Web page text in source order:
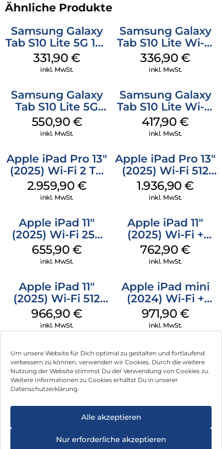
Um unsere Website für Dich optimal zu gestalten und fortlaufend
verbessern zu können, verwenden wir Cookies. Durch die weitere
Nutzung der Website stimmst Du der Verwendung von Cookies zu.
Weitere Informationen zu Cookies erhältst Du in unserer
Datenschutzerklärung.
Alle akzeptieren
Nur erforderliche akzeptieren
Ähnliche Produkte
Samsung Galaxy
Tab S10 Lite 5G 128
GB Gray
331,90€
inkl. MwSt.
Samsung Galaxy
Tab S10 Lite Wi-Fi
128 GB Silver
336,90€
inkl. MwSt.
Samsung Galaxy
Tab S10 Lite 5G
256 GB Gray
550,90 €
inkl. MwSt.
Samsung Galaxy
Tab S10 Lite Wi-Fi
256 GB Silver
417,90€
inkl. MwSt.
Apple iPad Pro 13″
(2025) Wi-Fi 2 TB
Nanotexturglas
Space Schwarz
2.959,90 €
inkl. MwSt.
Apple iPad Pro 13″
(2025) Wi-Fi 512
GB Standardglas
Space Schwarz
1.936,90€
inkl. MwSt.
Apple iPad 11″
(2025) Wi-Fi 256
GB Silber
655,90€
inkl. MwSt.
Apple iPad 11″
(2025) Wi-Fi +
Cellular 256 GB
Silber
762,90€
inkl. MwSt.
Apple iPad 11″
(2025) Wi-Fi 512
GB Gelb
966,90€
inkl. MwSt.
Apple iPad mini
(2024) Wi-Fi +
Cellular 128 GB
Space Grau
971,90 €
inkl. MwSt.
Impressum
Können wir Dir behilflich sein?